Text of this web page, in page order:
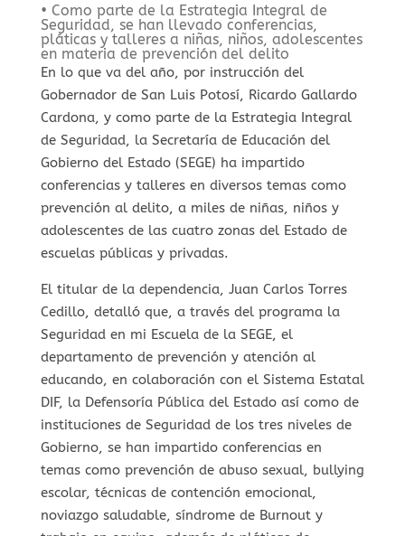
• Como parte de la Estrategia Integral de
Seguridad, se han llevado conferencias,
pláticas y talleres a niñas, niños, adolescentes
en materia de prevención del delito
En lo que va del año, por instrucción del
Gobernador de San Luis Potosí, Ricardo Gallardo
Cardona, y como parte de la Estrategia Integral
de Seguridad, la Secretaría de Educación del
Gobierno del Estado (SEGE) ha impartido
conferencias y talleres en diversos temas como
prevención al delito, a miles de niñas, niños y
adolescentes de las cuatro zonas del Estado de
escuelas públicas y privadas.
El titular de la dependencia, Juan Carlos Torres
Cedillo, detalló que, a través del programa la
Seguridad en mi Escuela de la SEGE, el
departamento de prevención y atención al
educando, en colaboración con el Sistema Estatal
DIF, la Defensoría Pública del Estado así como de
instituciones de Seguridad de los tres niveles de
Gobierno, se han impartido conferencias en
temas como prevención de abuso sexual, bullying
escolar, técnicas de contención emocional,
noviazgo saludable, síndrome de Burnout y